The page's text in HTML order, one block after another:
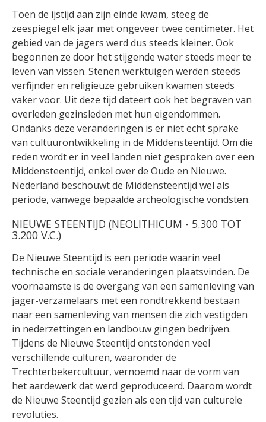
Toen de ijstijd aan zijn einde kwam, steeg de
zeespiegel elk jaar met ongeveer twee centimeter. Het
gebied van de jagers werd dus steeds kleiner. Ook
begonnen ze door het stijgende water steeds meer te
leven van vissen. Stenen werktuigen werden steeds
verfijnder en religieuze gebruiken kwamen steeds
vaker voor. Uit deze tijd dateert ook het begraven van
overleden gezinsleden met hun eigendommen.
Ondanks deze veranderingen is er niet echt sprake
van cultuurontwikkeling in de Middensteentijd. Om die
reden wordt er in veel landen niet gesproken over een
Middensteentijd, enkel over de Oude en Nieuwe.
Nederland beschouwt de Middensteentijd wel als
periode, vanwege bepaalde archeologische vondsten.
NIEUWE STEENTIJD (NEOLITHICUM - 5.300 TOT
3.200 V.C.)
De Nieuwe Steentijd is een periode waarin veel
technische en sociale veranderingen plaatsvinden. De
voornaamste is de overgang van een samenleving van
jager-verzamelaars met een rondtrekkend bestaan
naar een samenleving van mensen die zich vestigden
in nederzettingen en landbouw gingen bedrijven.
Tijdens de Nieuwe Steentijd ontstonden veel
verschillende culturen, waaronder de
Trechterbekercultuur, vernoemd naar de vorm van
het aardewerk dat werd geproduceerd. Daarom wordt
de Nieuwe Steentijd gezien als een tijd van culturele
revoluties.